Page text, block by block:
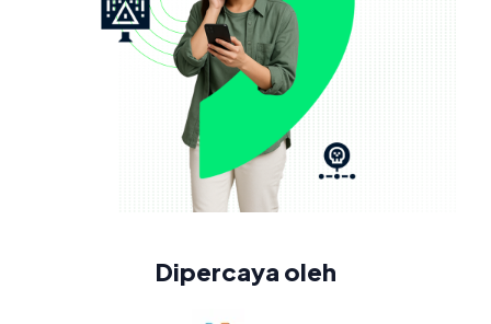
Dipercaya oleh